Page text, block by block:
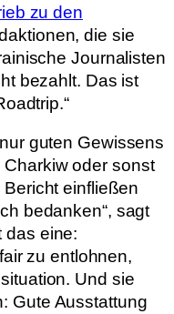
zu den
die sie
Journalisten
bezahlt. Das ist
guten Gewissens
oder sonst
einfließen
bedanken“, sagt
das eine:
zu entlohnen,
Und sie
Gute Ausstattung